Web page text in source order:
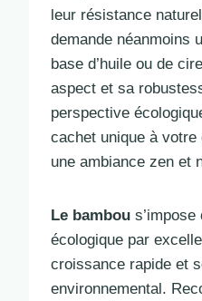
leur résistance
demande néanmoins
base d’huile ou de
aspect et sa
perspective
cachet unique à
une ambiance zen et
Le bambou
écologique par
croissance rapide et
environnemental.